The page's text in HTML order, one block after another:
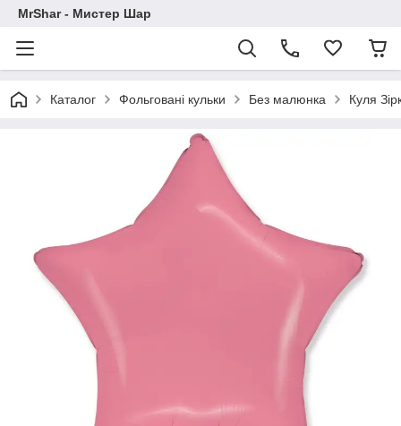
MrShar - Мистер Шар
Каталог Фольговані кульки Без малюнка Куля